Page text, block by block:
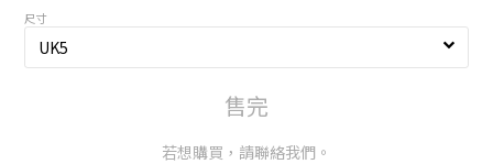
尺寸
售完
若想購買，請聯絡我們。